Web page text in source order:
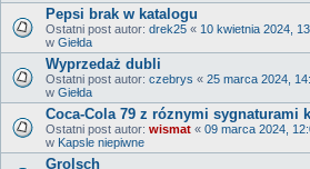
Pepsi brak w katalogu
Ostatni post autor: drek25 « 10 kwietnia 2024,
w Giełda
Wyprzedaż dubli
Ostatni post autor: czebrys « 25 marca 2024,
w Giełda
Coca-Cola 79 z róznymi sygnaturami
Ostatni post autor: wismat « 09 marca 2024,
w Kapsle niepiwne
Grolsch